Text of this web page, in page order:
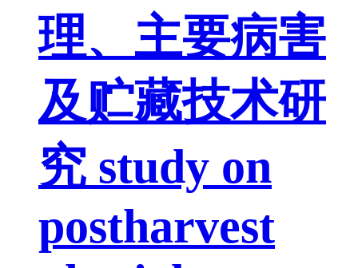
理、主要病害
及贮藏技术研
究 study on
postharvest